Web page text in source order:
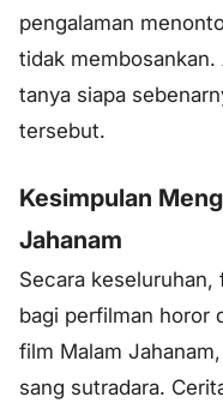
pengalaman
tidak
tanya siapa
tersebut.
Kesimpulan
Jahanam
Secara keseluruhan,
bagi perfilman horor
film Malam
sang sutradara.